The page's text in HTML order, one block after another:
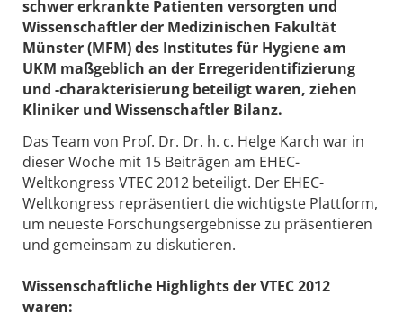
schwer erkrankte Patienten versorgten und
Wissenschaftler der Medizinischen Fakultät
Münster (MFM) des Institutes für Hygiene am
UKM maßgeblich an der Erregeridentifizierung
und -charakterisierung beteiligt waren, ziehen
Kliniker und Wissenschaftler Bilanz.
Das Team von Prof. Dr. Dr. h. c. Helge Karch war in
dieser Woche mit 15 Beiträgen am EHEC-
Weltkongress VTEC 2012 beteiligt. Der EHEC-
Weltkongress repräsentiert die wichtigste Plattform,
um neueste Forschungsergebnisse zu präsentieren
und gemeinsam zu diskutieren.
Wissenschaftliche Highlights der VTEC 2012
waren: